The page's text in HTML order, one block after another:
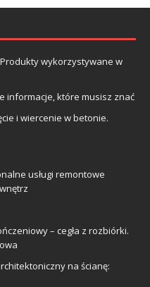
wykorzystywane w
informacje, które musisz znać
i wiercenie w betonie.
usługi remontowe
– cegła z rozbiórki.
na ścianę: